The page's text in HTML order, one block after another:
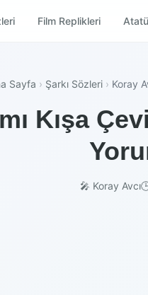
Film Replikleri
Sayfa › Şarkı Sözleri › Koray
Kışa
🎤 Koray Avcı